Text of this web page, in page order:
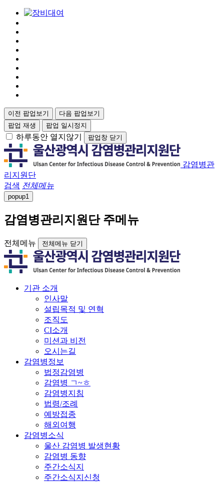
이전 팝업보기
다음 팝업보기
팝업 재생
팝업 일시정지
하루동안 열지않기 팝업창 닫기
감염병관
리지원단
검색 전체메뉴
popup1
감염병관리지원단 주메뉴
전체메뉴 전체메뉴 닫기
기관 소개
인사말
설립목적 및 연혁
조직도
CI소개
미션과 비전
오시는길
감염병정보
법정감염병
감염병 ㄱ~ㅎ
감염병지침
법령/조례
예방접종
해외여행
감염병소식
울산 감염병 발생현황
감염병 동향
주간소식지
주간소식지신청